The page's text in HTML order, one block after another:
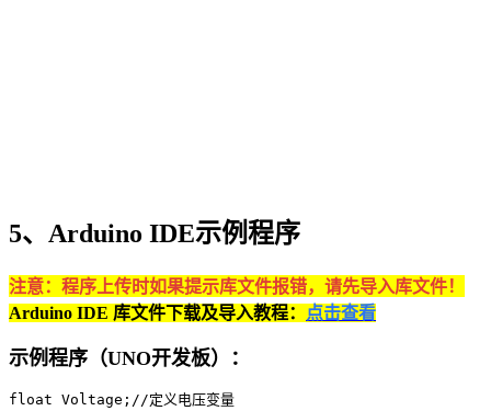
5、Arduino IDE示例程序
注意：程序上传时如果提示库文件报错，请先导入库文件！
Arduino IDE 库文件下载及导入教程： 点击查看
示例程序（UNO开发板）：
float Voltage;//定义电压变量